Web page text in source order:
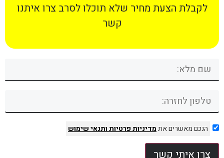
לקבלת הצעת מחיר שלא תוכלו לסרב צרו איתנו
קשר
הנכם מאשרים אתמדיניות פרטיותותנאי שימוש
צרו איתי קשר